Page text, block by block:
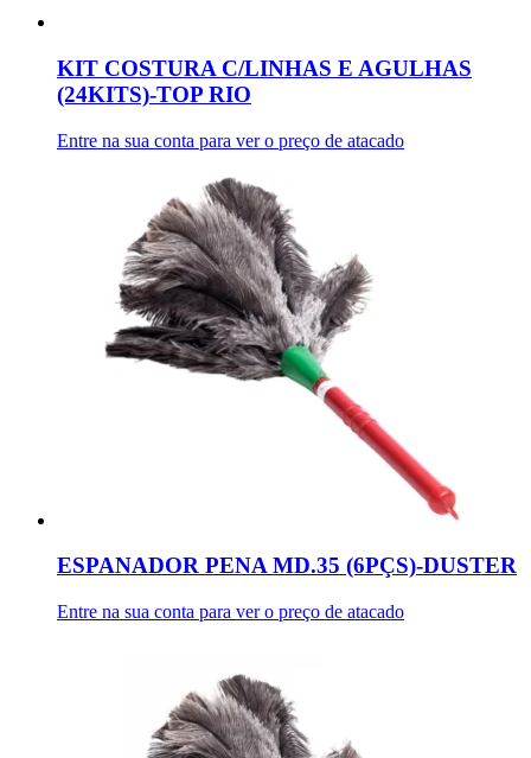
KIT COSTURA C/LINHAS E AGULHAS
(24KITS)-TOP RIO
Entre na sua conta para ver o preço de atacado
ESPANADOR PENA MD.35 (6PÇS)-DUSTER
Entre na sua conta para ver o preço de atacado